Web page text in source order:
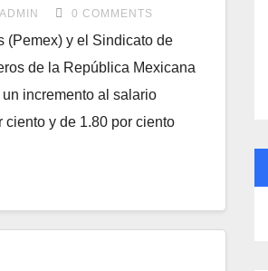
ADMIN 0 COMMENTS
(Pemex) y el Sindicato de
de la República Mexicana
incremento al salario
ciento y de 1.80 por ciento